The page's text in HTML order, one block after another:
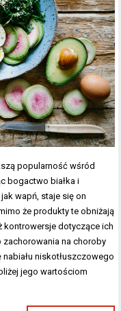
popularność wśród
bogactwo białka i
wapń, staje się on
że produkty te obniżają
kontrowersje dotyczące ich
zachorowania na choroby
niskotłuszczowego
jego wartościom